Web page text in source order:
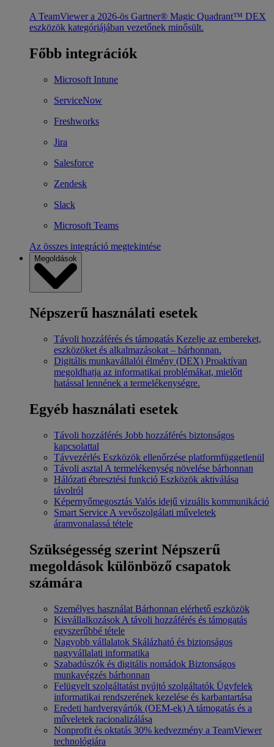
A TeamViewer a 2026-ös Gartner® Magic Quadrant™ DEX
eszközök kategóriájában vezetőnek minősült.
Főbb integrációk
Microsoft Intune
ServiceNow
Freshworks
Jira
Salesforce
Zendesk
Slack
Microsoft Teams
Az összes integráció megtekintése
Megoldások
Népszerű használati esetek
Távoli hozzáférés és támogatás Kezelje az embereket,
eszközöket és alkalmazásokat – bárhonnan.
Digitális munkavállalói élmény (DEX) Proaktívan
megoldhatja az informatikai problémákat, mielőtt
hatással lennének a termelékenységre.
Egyéb használati esetek
Távoli hozzáférés Jobb hozzáférés biztonságos
kapcsolattal
Távvezérlés Eszközök ellenőrzése platformfüggetlenül
Távoli asztal A termelékenység növelése bárhonnan
Hálózati ébresztési funkció Eszközök aktiválása
távolról
Képernyőmegosztás Valós idejű vizuális kommunikáció
Smart Service A vevőszolgálati műveletek
áramvonalassá tétele
Szükségesség szerint Népszerű
megoldások különböző csapatok
számára
Személyes használat Bárhonnan elérhető eszközök
Kisvállalkozások A távoli hozzáférés és támogatás
egyszerűbbé tétele
Nagyobb vállalatok Skálázható és biztonságos
nagyvállalati informatika
Szabadúszók és digitális nomádok Biztonságos
munkavégzés bárhonnan
Felügyelt szolgáltatást nyújtó szolgáltatók Ügyfelek
informatikai rendszerének kezelése és karbantartása
Eredeti hardvergyártók (OEM-ek) A támogatás és a
műveletek racionalizálása
Nonprofit és oktatás 30% kedvezmény a TeamViewer
technológiára